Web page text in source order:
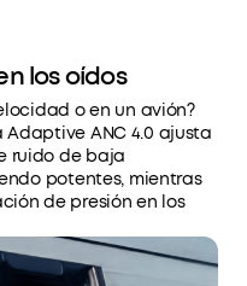
los oídos
o en un avión?
ANC 4.0 ajusta
ruido de baja
potentes, mientras
de presión en los